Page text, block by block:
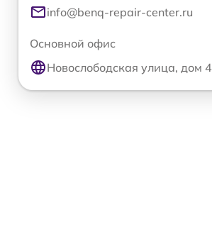
info@benq-repair-center.ru
Основной офис
Новослободская улица, дом 4